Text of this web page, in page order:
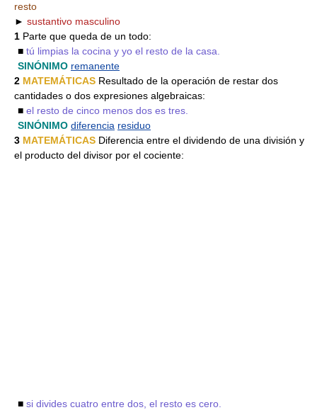
resto
► sustantivo masculino
1 Parte que queda de un todo:
■ tú limpias la cocina y yo el resto de la casa.
SINÓNIMO remanente
2 MATEMÁTICAS Resultado de la operación de restar dos
cantidades o dos expresiones algebraicas:
■ el resto de cinco menos dos es tres.
SINÓNIMO diferencia residuo
3 MATEMÁTICAS Diferencia entre el dividendo de una división y
el producto del divisor por el cociente:
■ si divides cuatro entre dos, el resto es cero.